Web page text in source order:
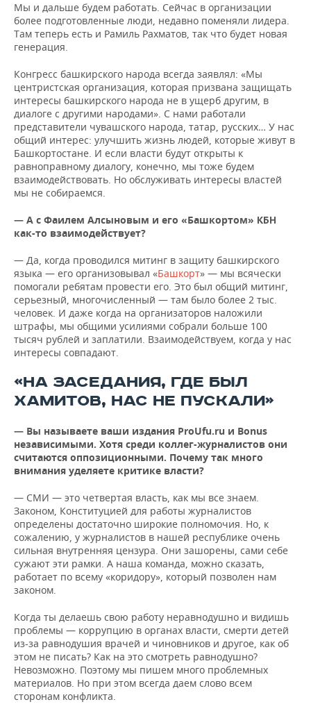
Мы и дальше будем работать. Сейчас в организации
более подготовленные люди, недавно поменяли лидера.
Там теперь есть и Рамиль Рахматов, так что будет новая
генерация.
Конгресс башкирского народа всегда заявлял: «Мы
центристская организация, которая призвана защищать
интересы башкирского народа не в ущерб другим, в
диалоге с другими народами». С нами работали
представители чувашского народа, татар, русских… У нас
общий интерес: улучшить жизнь людей, которые живут в
Башкортостане. И если власти будут открыты к
равноправному диалогу, конечно, мы тоже будем
взаимодействовать. Но обслуживать интересы властей
мы не собираемся.
— А с Фаилем Алсыновым и его «Башкортом» КБН
как-то взаимодействует?
— Да, когда проводился митинг в защиту башкирского
языка — его организовывал «Башкорт» — мы всячески
помогали ребятам провести его. Это был общий митинг,
серьезный, многочисленный — там было более 2 тыс.
человек. И даже когда на организаторов наложили
штрафы, мы общими усилиями собрали больше 100
тысяч рублей и заплатили. Взаимодействуем, когда у нас
интересы совпадают.
«НА ЗАСЕДАНИЯ, ГДЕ БЫЛ
ХАМИТОВ, НАС НЕ ПУСКАЛИ»
— Вы называете ваши издания ProUfu.ru и Bonus
независимыми. Хотя среди коллег-журналистов они
считаются оппозиционными. Почему так много
внимания уделяете критике власти?
— СМИ — это четвертая власть, как мы все знаем.
Законом, Конституцией для работы журналистов
определены достаточно широкие полномочия. Но, к
сожалению, у журналистов в нашей республике очень
сильная внутренняя цензура. Они зашорены, сами себе
сужают эти рамки. А наша команда, можно сказать,
работает по всему «коридору», который позволен нам
законом.
Когда ты делаешь свою работу неравнодушно и видишь
проблемы — коррупцию в органах власти, смерти детей
из-за равнодушия врачей и чиновников и другое, как об
этом не писать? Как на это смотреть равнодушно?
Невозможно. Поэтому мы пишем много проблемных
материалов. Но при этом всегда даем слово всем
сторонам конфликта.